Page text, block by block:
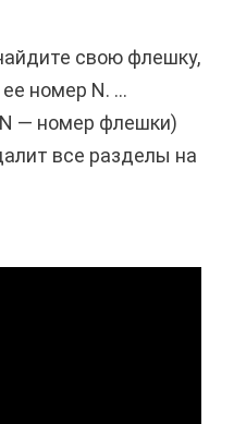
свою флешку,
номер N. ...
— номер флешки)
все разделы на